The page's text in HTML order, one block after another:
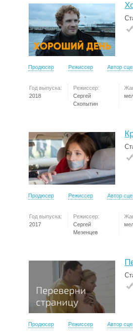
Продюсер Режиссер Автор
Год выпуска:
2018
Режиссер:
Сергей
Скопытин
Продюсер Режиссер Автор
Год выпуска:
2017
Режиссер:
Сергей
Мезенцев
Продюсер Режиссер Автор